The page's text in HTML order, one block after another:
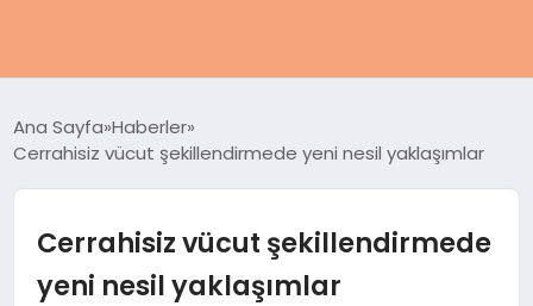
SAĞLIK
MAGAZIN
Ana Sayfa Haberler
Cerrahisiz vücut şekillendirmede yeni nesil yaklaşımlar
Cerrahisiz vücut şekillendirmede
yeni nesil yaklaşımlar